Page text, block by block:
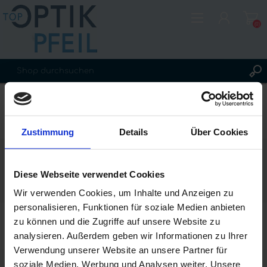
Zustimmung Details Über Cookies
Diese Webseite verwendet Cookies
Wir verwenden Cookies, um Inhalte und Anzeigen zu
personalisieren, Funktionen für soziale Medien anbieten
zu können und die Zugriffe auf unsere Website zu
analysieren. Außerdem geben wir Informationen zu Ihrer
Verwendung unserer Website an unsere Partner für
soziale Medien, Werbung und Analysen weiter. Unsere
REGISTRIERUNG
(0)
JOHNSON & JOHNSON
u.a. Kontaktlinsen an.
KATEGORIEN